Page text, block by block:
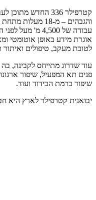
קטרפילר 336 החדש
אוגרת מידע באופן אוטומטי
לטובת מעקב, טיפולים ואיתור
עוד שדרוג מתייחס לקבינה, בה
פנים תא המפעיל, שיפור
שיפור ברמת הבידוד ועוד.
יבואנית קטרפילר לארץ היא